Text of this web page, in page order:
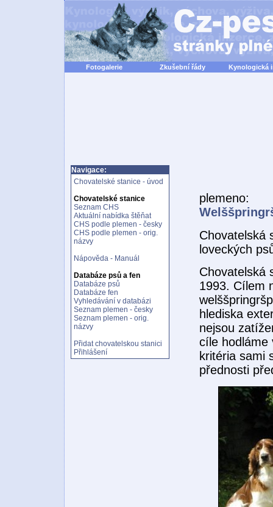
Fotogalerie Zkušební řády Kynologická
Navigace:
Chovatelské stanice - úvod
Chovatelské stanice
Seznam CHS
Aktuální nabídka štěňat
CHS podle plemen - česky
CHS podle plemen - orig.
názvy
Nápověda - Manuál
Databáze psů a fen
Databáze psů
Databáze fen
Vyhledávání v databázi
Seznam plemen - česky
Seznam plemen - orig.
názvy
Přidat chovatelskou stanici
Přihlášení
plemeno:
Chovatelská
loveckých
Chovatelská
1993. Cílem
hlediska
nejsou
cíle hodláme
kritéria sami
přednosti